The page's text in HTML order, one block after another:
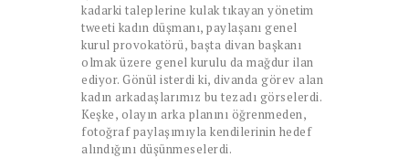
kadarki taleplerine kulak tıkayan yönetim
tweeti kadın düşmanı, paylaşanı genel
kurul provokatörü, başta divan başkanı
olmak üzere genel kurulu da mağdur ilan
ediyor. Gönül isterdi ki, divanda görev alan
kadın arkadaşlarımız bu tezadı görselerdi.
Keşke, olayın arka planını öğrenmeden,
fotoğraf paylaşımıyla kendilerinin hedef
alındığını düşünmeselerdi.